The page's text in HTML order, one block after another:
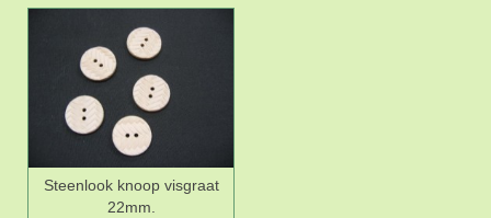
Steenlook knoop visgraat
22mm.